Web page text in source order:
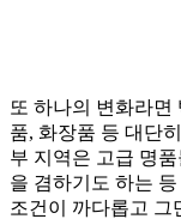
또 하나의 변화라면
품, 화장품 등 대단
부 지역은 고급 명
을 겸하기도 하는
조건이 까다롭고 그